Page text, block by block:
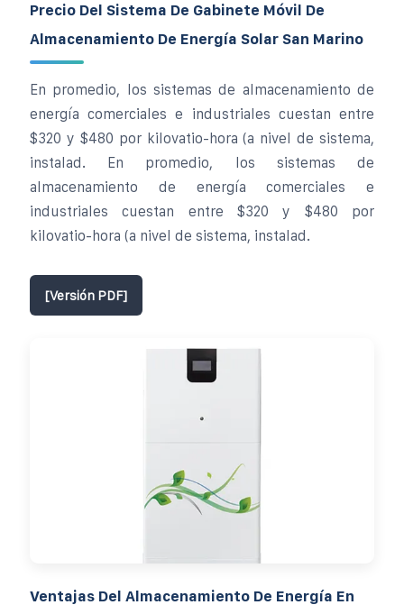
Precio Del Sistema De Gabinete Móvil De
Almacenamiento De Energía Solar San Marino
En promedio, los sistemas de almacenamiento de
energía comerciales e industriales cuestan entre
$320 y $480 por kilovatio-hora (a nivel de sistema,
instalad. En promedio, los sistemas de
almacenamiento de energía comerciales e
industriales cuestan entre $320 y $480 por
kilovatio-hora (a nivel de sistema, instalad.
[Versión PDF]
Ventajas Del Almacenamiento De Energía En